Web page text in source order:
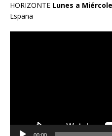
HORIZONTE Lunes a
España